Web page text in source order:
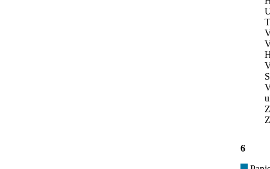
6